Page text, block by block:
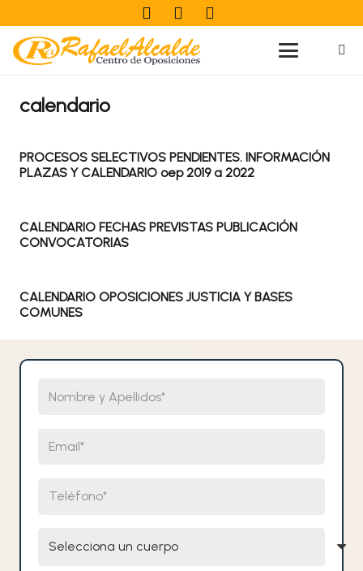
calendario
PROCESOS SELECTIVOS PENDIENTES. INFORMACIÓN
PLAZAS Y CALENDARIO oep 2019 a 2022
CALENDARIO FECHAS PREVISTAS PUBLICACIÓN
CONVOCATORIAS
CALENDARIO OPOSICIONES JUSTICIA Y BASES
COMUNES